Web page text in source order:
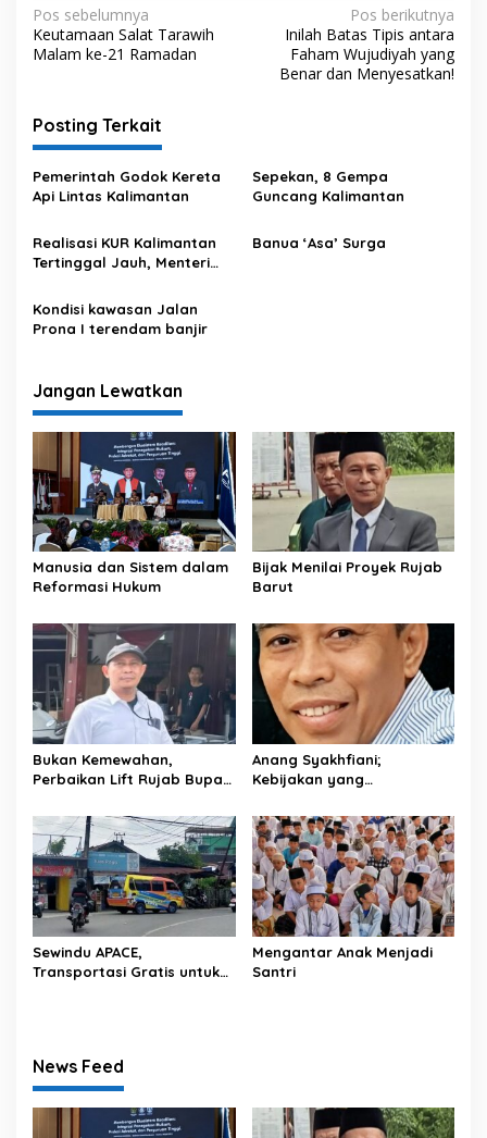
N
a
i
g
a
s
i
p
s
Pos sebelumnya
Keutamaan Salat Tarawih
Malam ke-21 Ramadan
Pos berikutnya
Inilah Batas Tipis antara
Faham Wujudiyah yang
Benar dan Menyesatkan!
Posting Terkait
Pemerintah Godok Kereta
Api Lintas Kalimantan
Sepekan, 8 Gempa
Guncang Kalimantan
Realisasi KUR Kalimantan
Tertinggal Jauh, Menteri
Banua ‘Asa’ Surga
Kondisi kawasan Jalan
Prona I terendam banjir
Jangan Lewatkan
Manusia dan Sistem dalam
Reformasi Hukum
Bijak Menilai Proyek Rujab
Barut
Bukan Kemewahan,
Perbaikan Lift Rujab Bupati
Anang Syakhfiani;
Kebijakan yang
Sewindu APACE,
Transportasi Gratis untuk
Mengantar Anak Menjadi
Santri
News Feed